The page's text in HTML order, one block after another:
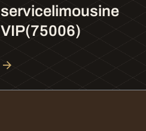
servicelimousine
VIP(75006)